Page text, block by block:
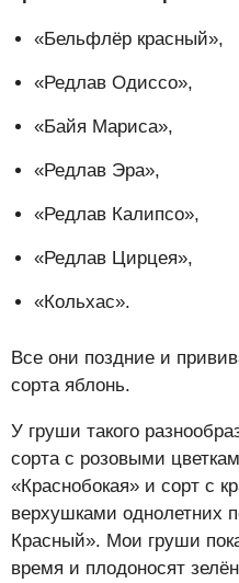
«Бельфлёр красный»,
«Редлав Одиссо»,
«Байя Мариса»,
«Редлав Эра»,
«Редлав Калипсо»,
«Редлав Цирцея»,
«Кольхас».
Все они поздние и
сорта яблонь.
У груши такого
сорта с розовыми
«Краснобокая» и сорт с
верхушками однолетних
Красный». Мои груши
время и плодоносят